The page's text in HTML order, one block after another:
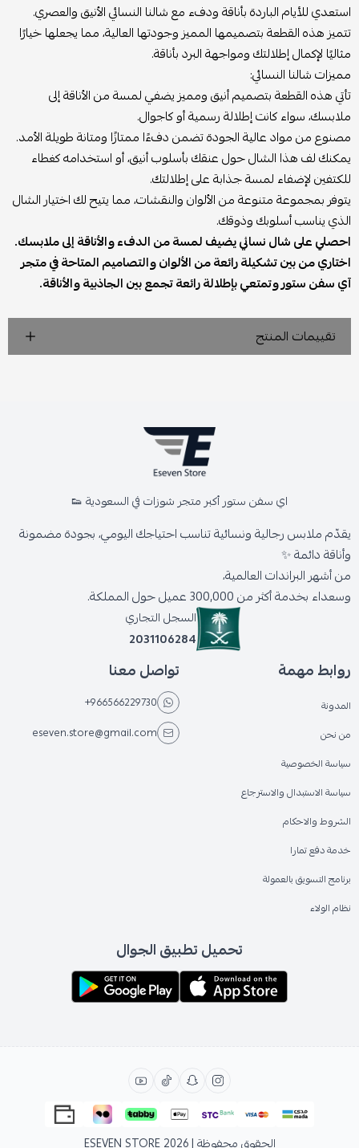
استعدي للأيام الباردة بأناقة ودفء مع شالنا النسائي الأنيق والعصري.
تتميز هذه القطعة بتصميمها المميز وجودتها العالية، مما يجعلها خيارًا
مثاليًا لإكمال إطلالتك ومواجهة البرد بأناقة.
مميزات شالنا النسائي:
تأتي هذه القطعة بتصميم أنيق ومميز يضفي لمسة من الأناقة إلى
ملابسك، سواء كانت إطلالة رسمية أو كاجوال.
مصنوع من مواد عالية الجودة تضمن دفءًا ممتازًا ومتانة طويلة الأمد.
يمكنك لف هذا الشال حول عنقك بأسلوب أنيق، أو استخدامه كغطاء
للكتفين لإضفاء لمسة جذابة على إطلالتك.
يتوفر بمجموعة متنوعة من الألوان والنقشات، مما يتيح لك اختيار الشال
الذي يناسب أسلوبك وذوقك.
احصلي على شال نسائي يضيف لمسة من الدفء والأناقة إلى ملابسك.
اختاري من بين تشكيلة رائعة من الألوان والتصاميم المتاحة في متجر
آي سفن ستور وتمتعي بإطلالة رائعة تجمع بين الجاذبية والأناقة.
تقييمات المنتج
اي سفن ستور أكبر متجر شوزات في السعودية 👟
يقدّم ملابس رجالية ونسائية تناسب احتياجك اليومي، بجودة مضمونة
وأناقة دائمة ✨
من أشهر البراندات العالمية،
وسعداء بخدمة أكثر من 300,000 عميل حول المملكة.
السجل التجاري
2031106284
روابط مهمة
المدونة
من نحن
سياسة الخصوصية
سياسة الاستبدال والاسترجاع
الشروط والاحكام
خدمة دفع تمارا
برنامج التسويق بالعمولة
نظام الولاء
تواصل معنا
+966566229730
eseven.store@gmail.com
تحميل تطبيق الجوال
الحقوق محفوظة | 2026 ESEVEN STORE